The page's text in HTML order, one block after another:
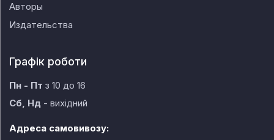
Авторы
Издательства
Графік роботи
Пн - Пт з 10 до 16
Сб, Нд - вихідний
Адреса самовивозу: